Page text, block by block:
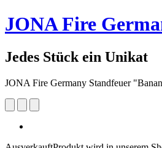
JONA Fire
Jedes Stück ein Unikat
JONA Fire Germany Standfeuer